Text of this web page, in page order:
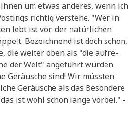
um etwas ande­res, wenn ich
rich­tig ver­ste­he. "Wer in
lebt ist von der natür­li­chen
Bezeich­nend ist doch schon,
die wei­ter oben als "die auf­re­
der Welt" ange­führt wur­den
Geräu­sche sind! Wir müss­ten
Geräu­sche als das Beson­de­re
ist wohl schon lan­ge vor­bei." -